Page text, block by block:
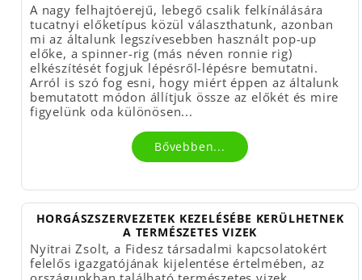
A nagy felhajtóerejű, lebegő csalik felkínálására
tucatnyi előketípus közül választhatunk, azonban
mi az általunk legszívesebben használt pop-up
előke, a spinner-rig (más néven ronnie rig)
elkészítését fogjuk lépésről-lépésre bemutatni.
Arról is szó fog esni, hogy miért éppen az általunk
bemutatott módon állítjuk össze az előkét és mire
figyelünk oda különösen...
Bővebben...
HORGÁSZSZERVEZETEK KEZELÉSÉBE KERÜLHETNEK
A TERMÉSZETES VIZEK
Nyitrai Zsolt, a Fidesz társadalmi kapcsolatokért
felelős igazgatójának kijelentése értelmében, az